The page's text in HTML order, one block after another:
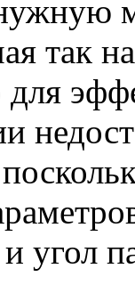
так
угол